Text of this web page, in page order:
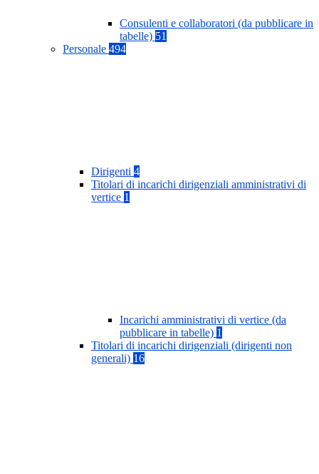
Consulenti e collaboratori (da pubblicare in
tabelle) 51
Personale 494
Dirigenti 4
Titolari di incarichi dirigenziali amministrativi di
vertice 1
Incarichi amministrativi di vertice (da
pubblicare in tabelle) 1
Titolari di incarichi dirigenziali (dirigenti non
generali) 16